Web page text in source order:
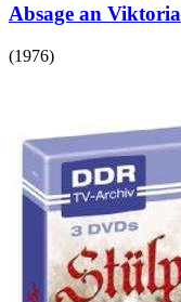
Absage an Viktoria
(1976)